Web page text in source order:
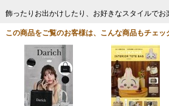
飾ったりお出かけしたり、お好きなスタイルでお
この商品をご覧のお客様は、こんな商品もチェッ